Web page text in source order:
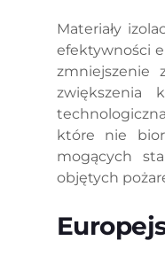
Materiały
efektywności
zmniejszenie
zwiększenia
które nie
mogących
objętych